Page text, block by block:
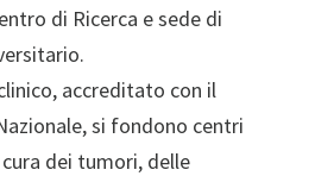
di Ricerca e sede di
accreditato con il
si fondono centri
dei tumori, delle